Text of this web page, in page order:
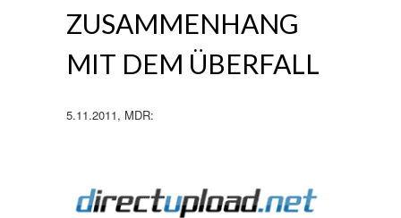
ZUSAMMENHANG
MIT DEM ÜBERFALL
5.11.2011, MDR: